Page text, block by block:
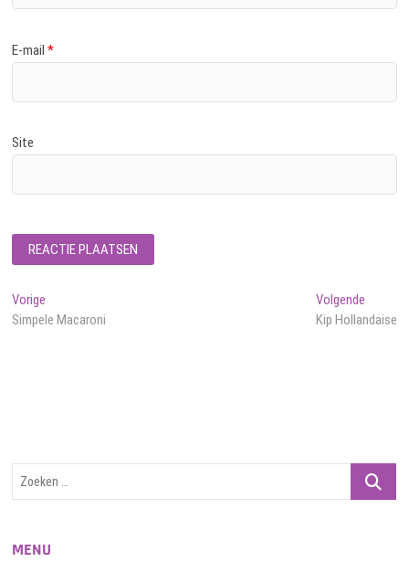
E-mail*
Site
Bericht
navigatie
Vorige
bericht:
Simpele Macaroni
VolgendeVolgend
bericht:
Kip Hollandaise
Zoeken
MENU